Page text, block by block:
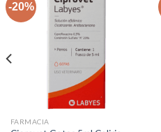
-20%
FARMACIA